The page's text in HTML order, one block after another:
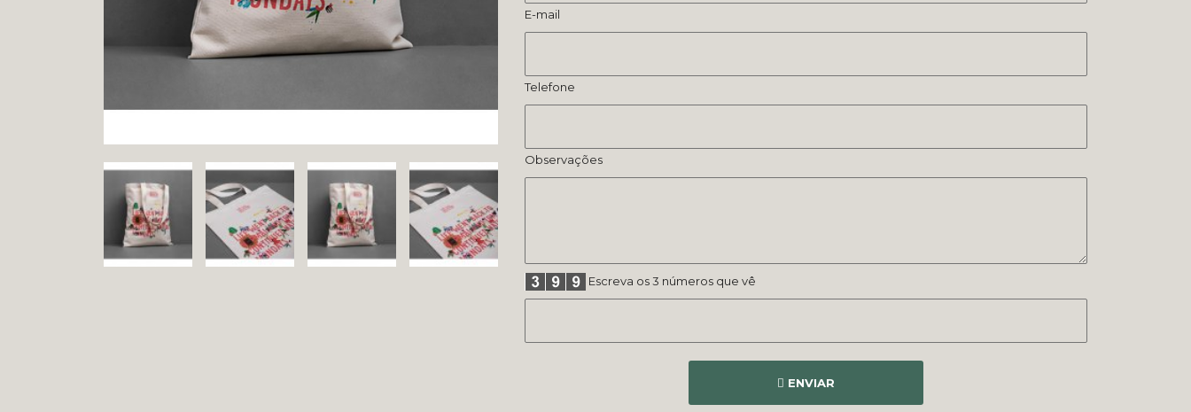
E-mail
Telefone
Observações
Escreva os 3 números que vê
ENVIAR